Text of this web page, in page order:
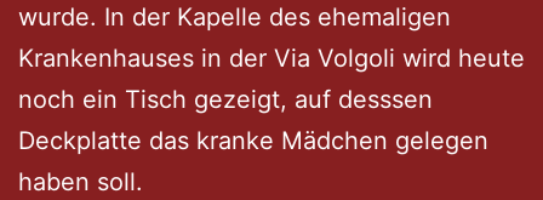
wurde. In der Kapelle des ehemaligen
Krankenhauses in der Via Volgoli wird heute
noch ein Tisch gezeigt, auf desssen
Deckplatte das kranke Mädchen gelegen
haben soll.